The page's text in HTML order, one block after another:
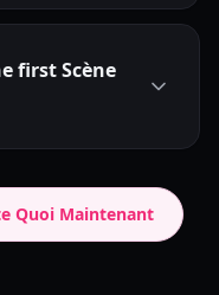
first Scène
Quoi Maintenant